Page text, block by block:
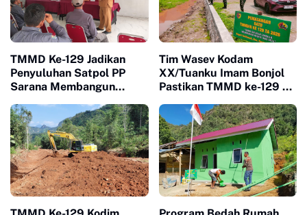
TMMD Ke-129 Jadikan
Penyuluhan Satpol PP
Sarana Membangun
Ketertiban
Tim Wasev Kodam
XX/Tuanku Imam Bonjol
Pastikan TMMD ke-129 di
Sasaran dan Berkualitas